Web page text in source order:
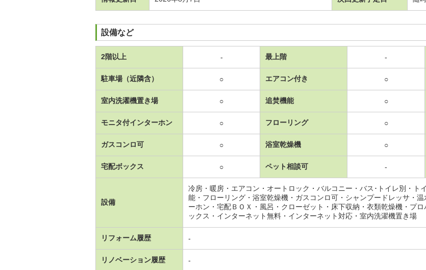
設備など
2階以上 - 最上階 -
駐車場（近隣含） ○ エアコン付き ○
室内洗濯機置き場 ○ 追焚機能 ○
モニタ付インターホン ○ フローリング ○
ガスコンロ可 ○ 浴室乾燥機 ○
宅配ボックス ○ ペット相談可 -
設備
冷房・暖房・エアコン・オートロック・バルコニー・バス･トイレ別・ト
能・フローリング・浴室乾燥機・ガスコンロ可・シャンプードレッサ・
ーホン・宅配ＢＯＸ・風呂・クローゼット・床下収納・衣類乾燥機・プ
ックス・インターネット無料・インターネット対応・室内洗濯機置き場
リフォーム履歴 -
リノベーション履歴 -